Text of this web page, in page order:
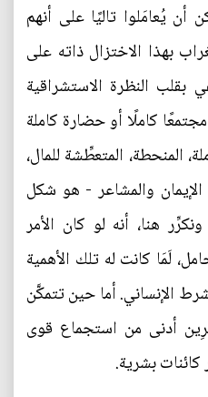
يُعامَلوا تاليًا على أنهم
بهذا الاختزال ذاته على
بقلب النظرة الاستشراقية
كاملًا أو حضارة كاملة
المنحطة، المتعطِّشة للمال،
الإيمان والمشاعر - هو شكل
هنا، أنه لو كان الأمر
لَمَا كانت له تلك الأهمية
الإنساني. أما حين تتمكَّن
أدنى من استجماع قوى
كائنات بشرية.